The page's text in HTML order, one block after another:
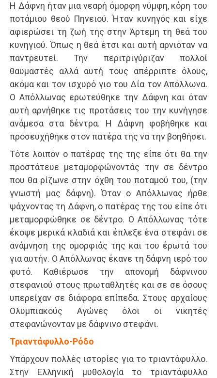
Η Δάφνη ήταν μια νεαρή όμορφη νύμφη, κόρη του
ποτάμιου θεού Πηνειού. Ήταν κυνηγός και είχε
αφιερώσει τη ζωή της στην Άρτεμη τη θεά του
κυνηγιού. Όπως η θεά έτσι και αυτή αρνιόταν να
παντρευτεί. Την περιτριγύριζαν πολλοί
θαυμαστές αλλά αυτή τους απέρριπτε όλους,
ακόμα και τον ισχυρό γιο του Δία τον Απόλλωνα.
Ο Απόλλωνας ερωτεύθηκε την Δάφνη και όταν
αυτή αρνήθηκε τις προτάσεις του την κυνήγησε
ανάμεσα στα δέντρα. Η Δάφνη φοβήθηκε και
προσευχήθηκε στον πατέρα της να την βοηθήσει.
Τότε λοιπόν ο πατέρας της της είπε ότι θα την
προστάτευε μεταμορφώνοντάς την σε δέντρο
που θα ρίζωνε στην όχθη του ποταμού του, (την
γνωστή μας δάφνη). Όταν ο Απόλλωνας ήρθε
ψάχνοντας τη Δάφνη, ο πατέρας της του είπε ότι
μεταμορφώθηκε σε δέντρο. Ο Απόλλωνας τότε
έκοψε μερικά κλαδιά και έπλεξε ένα στεφάνι σε
ανάμνηση της ομορφιάς της και του έρωτά του
για αυτήν. Ο Απόλλωνας έκανε τη δάφνη ιερό του
φυτό. Καθιέρωσε την απονομή δάφνινου
στεφανιού στους πρωταθλητές και σε σε όσους
υπερείχαν σε διάφορα επίπεδα. Στους αρχαίους
Ολυμπιακούς Αγώνες όλοι οι νικητές
στεφανώνονταν με δάφνινο στεφάνι.
Τριαντάφυλλο-Ρόδο
Υπάρχουν πολλές ιστορίες για το τριαντάφυλλο.
Στην Ελληνική μυθολογία το τριαντάφυλλο